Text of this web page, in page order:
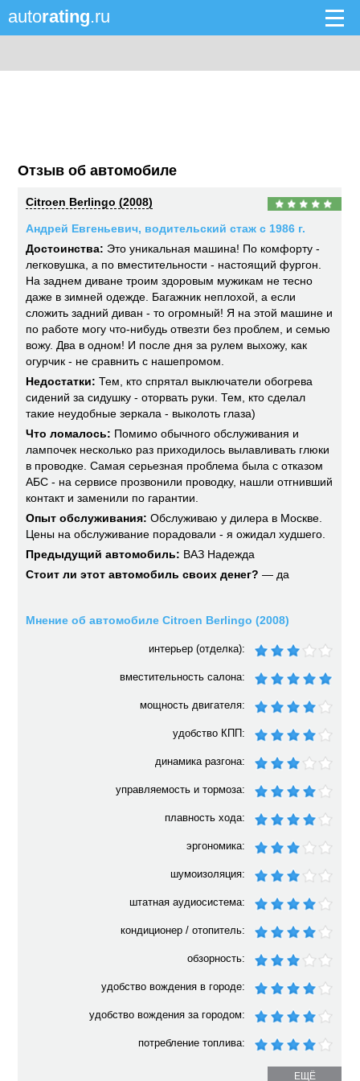
autorating.ru
Отзыв об автомобиле
Citroen Berlingo (2008)
Андрей Евгеньевич, водительский стаж с 1986 г.
Достоинства: Это уникальная машина! По комфорту -
легковушка, а по вместительности - настоящий фургон.
На заднем диване троим здоровым мужикам не тесно
даже в зимней одежде. Багажник неплохой, а если
сложить задний диван - то огромный! Я на этой машине и
по работе могу что-нибудь отвезти без проблем, и семью
вожу. Два в одном! И после дня за рулем выхожу, как
огурчик - не сравнить с нашепромом.
Недостатки: Тем, кто спрятал выключатели обогрева
сидений за сидушку - оторвать руки. Тем, кто сделал
такие неудобные зеркала - выколоть глаза)
Что ломалось: Помимо обычного обслуживания и
лампочек несколько раз приходилось вылавливать глюки
в проводке. Самая серьезная проблема была с отказом
АБС - на сервисе прозвонили проводку, нашли отгнивший
контакт и заменили по гарантии.
Опыт обслуживания: Обслуживаю у дилера в Москве.
Цены на обслуживание порадовали - я ожидал худшего.
Предыдущий автомобиль: ВАЗ Надежда
Стоит ли этот автомобиль своих денег? — да
Мнение об автомобиле Citroen Berlingo (2008)
интерьер (отделка):
вместительность салона:
мощность двигателя:
удобство КПП:
динамика разгона:
управляемость и тормоза:
плавность хода:
эргономика:
шумоизоляция:
штатная аудиосистема:
кондиционер / отопитель:
обзорность:
удобство вождения в городе:
удобство вождения за городом:
потребление топлива:
ЕЩЁ